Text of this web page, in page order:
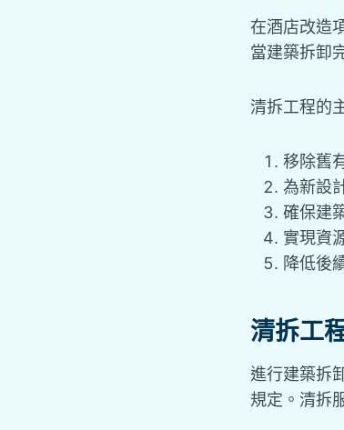
在酒店改造
當建築拆卸
清拆工程的
移除舊
為新設
確保建
實現資
降低後
清拆工
進行建築拆
規定。清拆